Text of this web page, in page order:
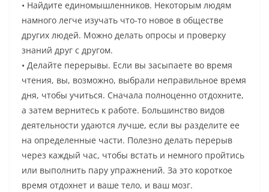
• Найдите единомышленников. Некоторым людям
намного легче изучать что-то новое в обществе
других людей. Можно делать опросы и проверку
знаний друг с другом.
• Делайте перерывы. Если вы засыпаете во время
чтения, вы, возможно, выбрали неправильное время
дня, чтобы учиться. Сначала полноценно отдохните,
а затем вернитесь к работе. Большинство видов
деятельности удаются лучше, если вы разделите ее
на определенные части. Полезно делать перерыв
через каждый час, чтобы встать и немного пройтись
или выполнить пару упражнений. За это короткое
время отдохнет и ваше тело, и ваш мозг.